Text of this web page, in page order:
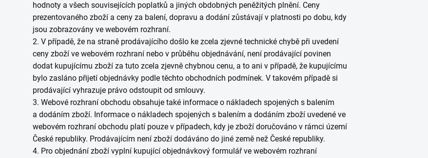
hodnoty a všech souvisejících poplatků a jiných obdobných peněžitých plnění. Ceny
prezentovaného zboží a ceny za balení, dopravu a dodání zůstávají v platnosti po dobu, kdy
jsou zobrazovány ve webovém rozhraní.
2. V případě, že na straně prodávajícího došlo ke zcela zjevné technické chybě při uvedení
ceny zboží ve webovém rozhraní nebo v průběhu objednávání, není prodávající povinen
dodat kupujícímu zboží za tuto zcela zjevně chybnou cenu, a to ani v případě, že kupujícímu
bylo zasláno přijetí objednávky podle těchto obchodních podmínek. V takovém případě si
prodávající vyhrazuje právo odstoupit od smlouvy.
3. Webové rozhraní obchodu obsahuje také informace o nákladech spojených s balením
a dodáním zboží. Informace o nákladech spojených s balením a dodáním zboží uvedené ve
webovém rozhraní obchodu platí pouze v případech, kdy je zboží doručováno v rámci území
České republiky. Prodávajícím není zboží dodáváno do jiné země než České republiky.
4. Pro objednání zboží vyplní kupující objednávkový formulář ve webovém rozhraní